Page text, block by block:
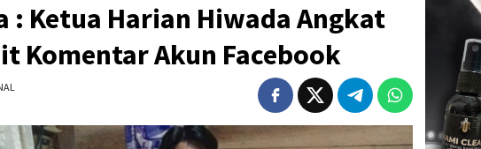
Ketua Harian Hiwada Angkat
Komentar Akun Facebook